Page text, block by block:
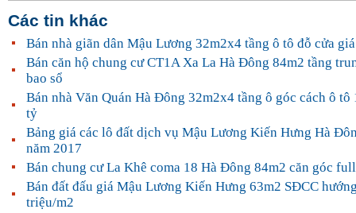
Các tin khác
Bán nhà giãn dân Mậu Lương 32m2x4 tầng ô tô đỗ cửa
Bán căn hộ chung cư CT1A Xa La Hà Đông 84m2 tầng
bao sổ
Bán nhà Văn Quán Hà Đông 32m2x4 tầng ô góc cách ô tô
tỷ
Bảng giá các lô đất dịch vụ Mậu Lương Kiến Hưng Hà
năm 2017
Bán chung cư La Khê coma 18 Hà Đông 84m2 căn góc
Bán đất đấu giá Mậu Lương Kiến Hưng 63m2 SĐCC
triệu/m2